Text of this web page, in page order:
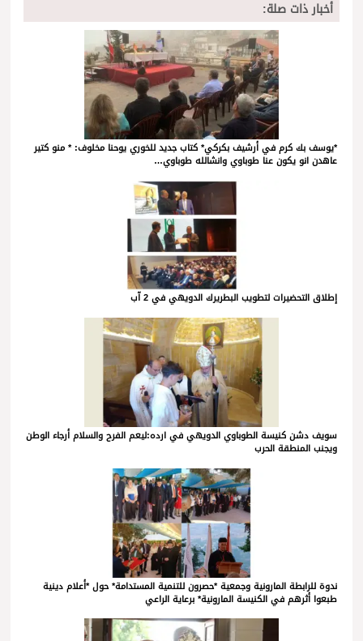
أخبار ذات صلة:
*يوسف بك كرم في أرشيف بكركي* كتاب جديد للخوري يوحنا مخلوف: * منو كتير
عاهدن انو يكون عنا طوباوي وانشالله طوباوي…
إطلاق التحضيرات لتطويب البطريرك الدويهي في 2 آب
سويف دشن كنيسة الطوباوي الدويهي في ارده:ليعم الفرح والسلام أرجاء الوطن
ويجنب المنطقة الحرب
ندوة للرابطة المارونية وجمعية *حصرون للتنمية المستدامة* حول *أعلام دينية
طبعوا أثرهم في الكنيسة المارونية* برعاية الراعي